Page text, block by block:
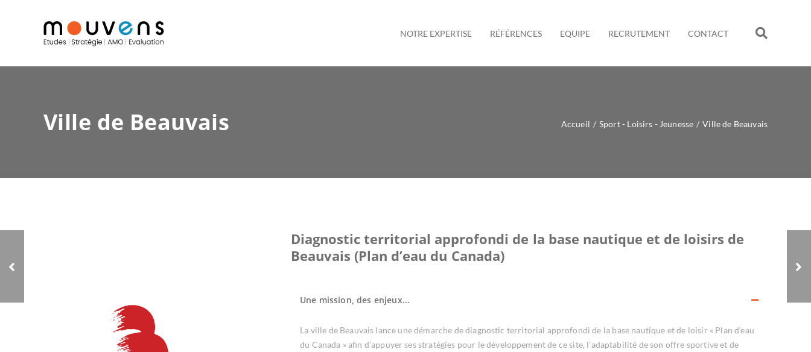
NOTRE EXPERTISE RÉFÉRENCES EQUIPE RECRUTEMENT CONTACT
Ville de Beauvais Accueil / Sport - Loisirs - Jeunesse / Ville de Beauvais
Ville de Beauvais
Diagnostic territorial approfondi de la base nautique et de loisirs de
Beauvais (Plan d’eau du Canada)
Une mission, des enjeux...
La ville de Beauvais lance une démarche de diagnostic territorial approfondi de la base nautique et de loisir « Plan d’eau
du Canada » afin d’appuyer ses stratégies pour le développement de ce site, l’adaptabilité de son offre sportive et de